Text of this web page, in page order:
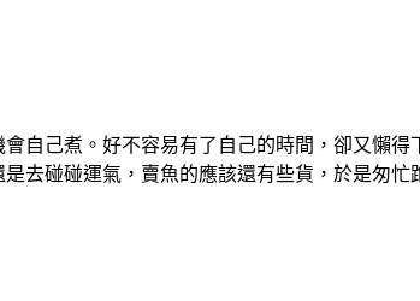
自己煮。好不容易有了自己的時間，卻又懶
去碰碰運氣，賣魚的應該還有些貨，於是匆